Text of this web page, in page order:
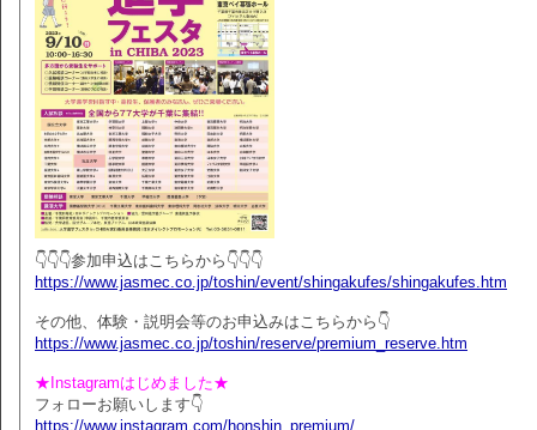
👇👇👇参加申込はこちらから👇👇👇
https://www.jasmec.co.jp/toshin/event/shingakufes/shingakufes.htm
その他、体験・説明会等のお申込みはこちらから👇
https://www.jasmec.co.jp/toshin/reserve/premium_reserve.htm
★Instagramはじめました★
フォローお願いします👇
https://www.instagram.com/honshin_premium/